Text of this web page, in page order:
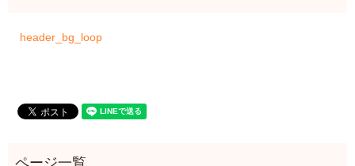
header_bg_loop